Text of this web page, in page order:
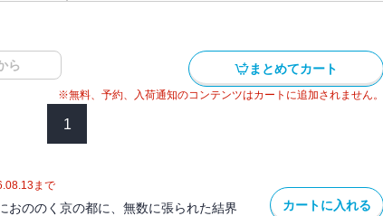
ら まとめてカート
※無料、予約、入荷通知のコンテンツはカートに追加されません。
1
まで
おののく京の都に、無数に張られた結界
カートに入れる